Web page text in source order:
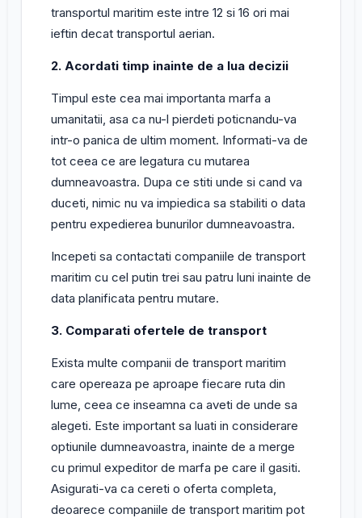
transportul maritim este intre 12 si 16 ori mai
ieftin decat transportul aerian.
2. Acordati timp inainte de a lua decizii
Timpul este cea mai importanta marfa a
umanitatii, asa ca nu-l pierdeti poticnandu-va
intr-o panica de ultim moment. Informati-va de
tot ceea ce are legatura cu mutarea
dumneavoastra. Dupa ce stiti unde si cand va
duceti, nimic nu va impiedica sa stabiliti o data
pentru expedierea bunurilor dumneavoastra.
Incepeti sa contactati companiile de transport
maritim cu cel putin trei sau patru luni inainte de
data planificata pentru mutare.
3. Comparati ofertele de transport
Exista multe companii de transport maritim
care opereaza pe aproape fiecare ruta din
lume, ceea ce inseamna ca aveti de unde sa
alegeti. Este important sa luati in considerare
optiunile dumneavoastra, inainte de a merge
cu primul expeditor de marfa pe care il gasiti.
Asigurati-va ca cereti o oferta completa,
deoarece companiile de transport maritim pot